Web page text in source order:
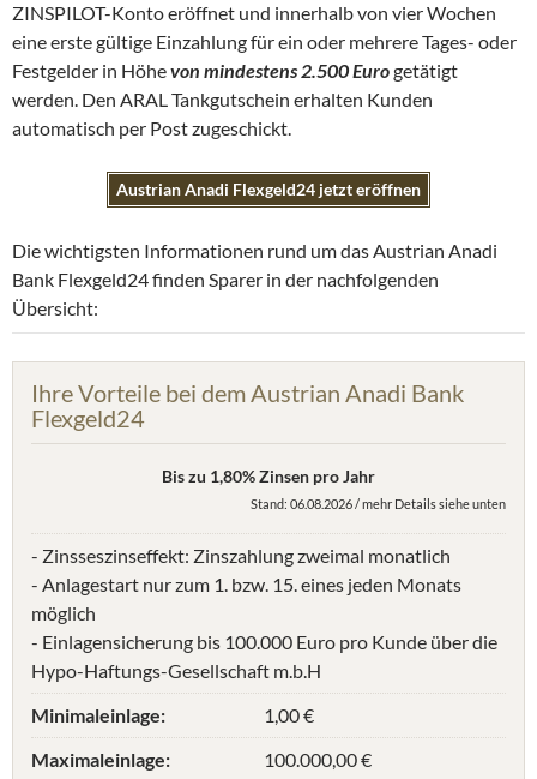
ZINSPILOT-Konto eröffnet und innerhalb von vier Wochen
eine erste gültige Einzahlung für ein oder mehrere Tages- oder
Festgelder in Höhevon mindestens 2.500 Eurogetätigt
werden. Den ARAL Tankgutschein erhalten Kunden
automatisch per Post zugeschickt.
Austrian Anadi Flexgeld24 jetzt eröffnen
Die wichtigsten Informationen rund um das Austrian Anadi
Bank Flexgeld24 finden Sparer in der nachfolgenden
Übersicht:
Ihre Vorteile bei dem Austrian Anadi Bank
Flexgeld24
Bis zu 1,80% Zinsen pro Jahr
Stand: 06.08.2026 / mehr Details siehe unten
- Zinsseszinseffekt: Zinszahlung zweimal monatlich
- Anlagestart nur zum 1. bzw. 15. eines jeden Monats
möglich
- Einlagensicherung bis 100.000 Euro pro Kunde über die
Hypo-Haftungs-Gesellschaft m.b.H
Minimaleinlage:
1,00 €
Maximaleinlage:
100.000,00 €